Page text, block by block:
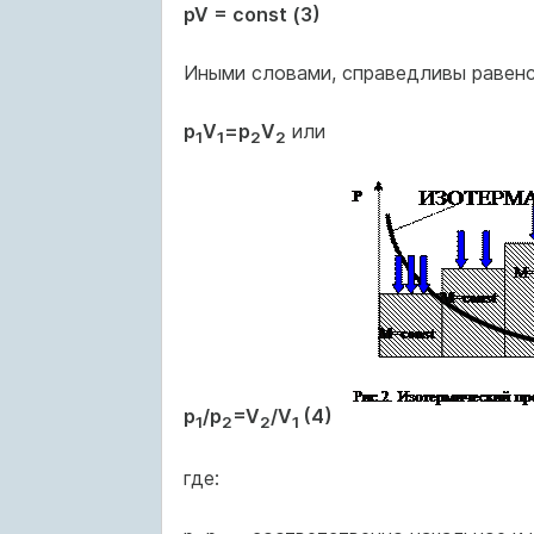
pV = const (3)
Иными словами, справедливы
p1V1=p2V2 или
p1/p2=V2/V1 (4)
где: